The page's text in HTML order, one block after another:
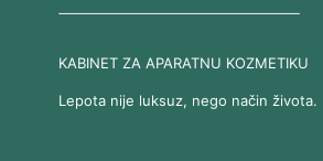
KABINET ZA APARATNU KOZMETIKU
Lepota nije luksuz, nego način života.